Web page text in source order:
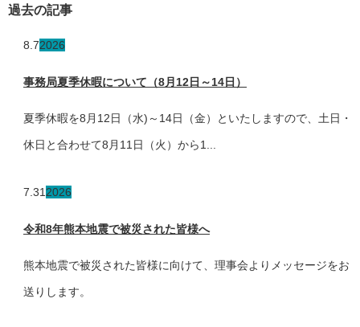
過去の記事
8.72026
事務局夏季休暇について（8月12日～14日）
夏季休暇を8月12日（水)～14日（金）といたしますので、土日・
休日と合わせて8月11日（火）から1...
7.31 2026
令和8年熊本地震で被災された皆様へ
熊本地震で被災された皆様に向けて、理事会よりメッセージをお
送りします。